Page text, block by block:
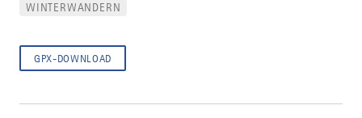
WINTERWANDERN
GPX-DOWNLOAD